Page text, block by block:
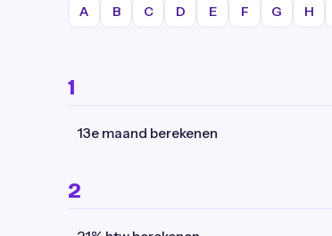
A B C D E F G H
1
13e maand berekenen
2